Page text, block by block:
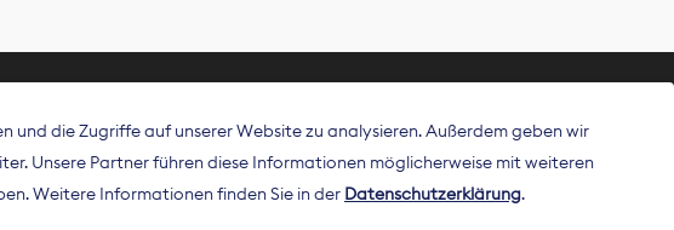
(BDZV) vertritt als
digitalen Publisher in
und die Zugriffe auf unserer Website zu analysieren. Außerdem geben wir
Unsere Partner führen diese Informationen möglicherweise mit weiteren
Weitere Informationen finden Sie in der Datenschutzerklärung.